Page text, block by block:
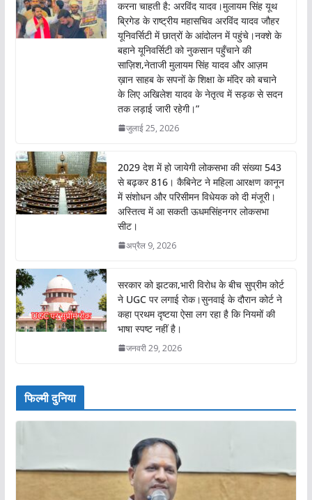
करना चाहती है: अरविंद यादव।मुलायम सिंह यूथ
ब्रिगेड के राष्ट्रीय महासचिव अरविंद यादव जौहर
यूनिवर्सिटी में छात्रों के आंदोलन में पहुंचे।नक्शे के
बहाने यूनिवर्सिटी को नुकसान पहुँचाने की
साज़िश,नेताजी मुलायम सिंह यादव और आज़म
ख़ान साहब के सपनों के शिक्षा के मंदिर को बचाने
के लिए अखिलेश यादव के नेतृत्व में सड़क से सदन
तक लड़ाई जारी रहेगी।”
जुलाई 25, 2026
2029 देश में हो जायेगी लोकसभा की संख्या 543
से बढ़कर 816। कैबिनेट ने महिला आरक्षण कानून
में संशोधन और परिसीमन विधेयक को दी मंजूरी।
अस्तित्व में आ सकती ऊधमसिंहनगर लोकसभा
सीट।
अप्रैल 9, 2026
सरकार को झटका,भारी विरोध के बीच सुप्रीम कोर्ट
ने UGC पर लगाई रोक।सुनवाई के दौरान कोर्ट ने
कहा प्रथम दृष्टया ऐसा लग रहा है कि नियमों की
भाषा स्पष्ट नहीं है।
जनवरी 29, 2026
फिल्मी दुनिया